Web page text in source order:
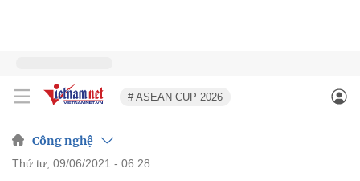
# ASEAN CUP 2026
Công nghệ
thứ tư, 09/06/2021 - 06:28